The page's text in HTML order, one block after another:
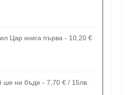
Цар книга първа - 10,20 €
Май ше ни бъде - 7,70 € / 15лв.